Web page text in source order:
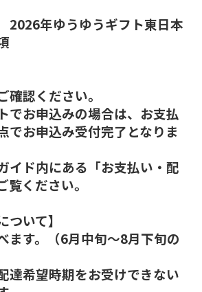
年ゆうゆうギフト東日本
確認ください。
でお申込みの場合は、お支払
でお申込み受付完了となりま
イド内にある「お支払い・配
ください。
ついて】
ます。（6月中旬～8月下旬の
達希望時期をお受けできない